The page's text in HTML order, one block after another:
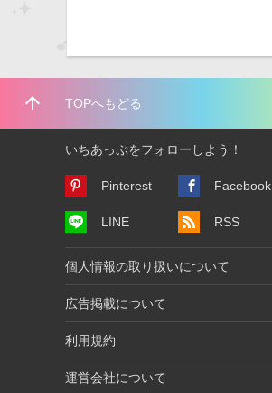
arrow_upward TOPへもどる
いちあっぷをフォローしよう！
Pinterest Facebook
LINE RSS
個人情報の取り扱いについて
広告掲載について
利用規約
運営会社について